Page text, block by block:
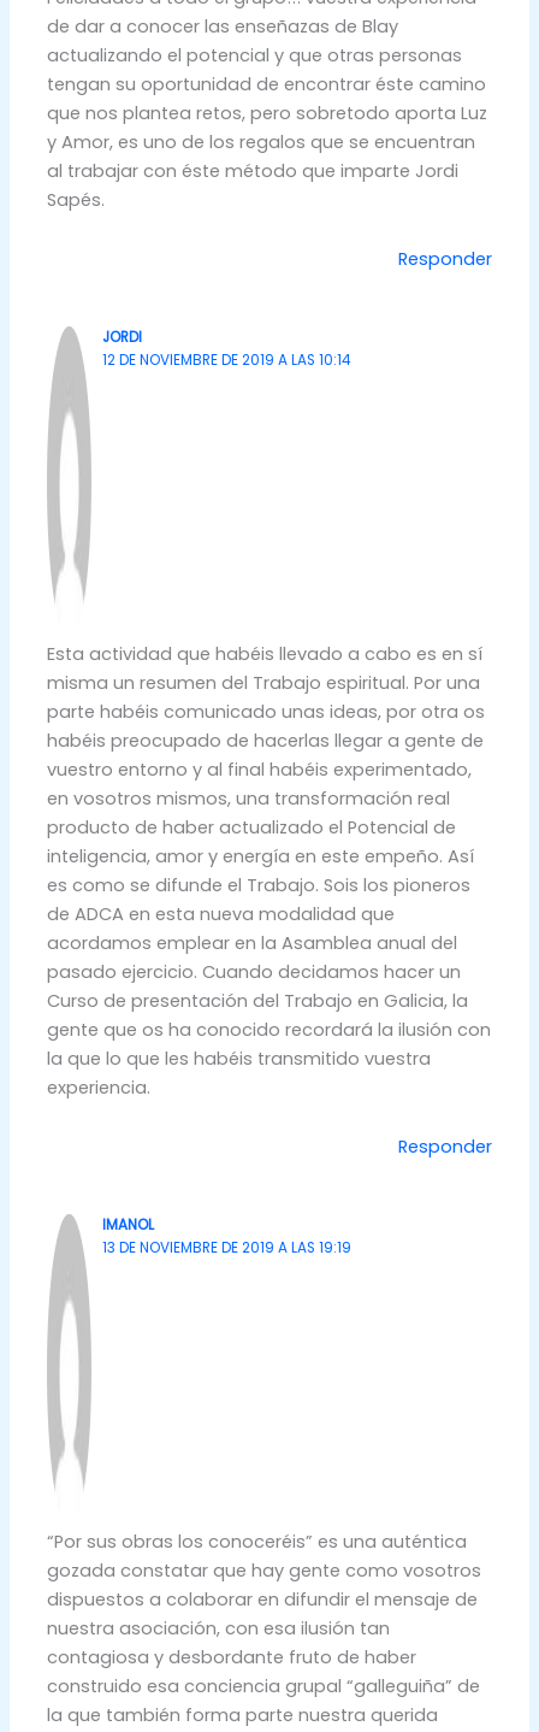
de dar a conocer las enseñazas de Blay
actualizando el potencial y que otras personas
tengan su oportunidad de encontrar éste camino
que nos plantea retos, pero sobretodo aporta Luz
y Amor, es uno de los regalos que se encuentran
al trabajar con éste método que imparte Jordi
Sapés.
Responder
JORDI
12 DE NOVIEMBRE DE 2019 A LAS 10:14
Esta actividad que habéis llevado a cabo es en sí
misma un resumen del Trabajo espiritual. Por una
parte habéis comunicado unas ideas, por otra os
habéis preocupado de hacerlas llegar a gente de
vuestro entorno y al final habéis experimentado,
en vosotros mismos, una transformación real
producto de haber actualizado el Potencial de
inteligencia, amor y energía en este empeño. Así
es como se difunde el Trabajo. Sois los pioneros
de ADCA en esta nueva modalidad que
acordamos emplear en la Asamblea anual del
pasado ejercicio. Cuando decidamos hacer un
Curso de presentación del Trabajo en Galicia, la
gente que os ha conocido recordará la ilusión con
la que lo que les habéis transmitido vuestra
experiencia.
Responder
IMANOL
13 DE NOVIEMBRE DE 2019 A LAS 19:19
“Por sus obras los conoceréis” es una auténtica
gozada constatar que hay gente como vosotros
dispuestos a colaborar en difundir el mensaje de
nuestra asociación, con esa ilusión tan
contagiosa y desbordante fruto de haber
construido esa conciencia grupal “galleguiña” de
la que también forma parte nuestra querida